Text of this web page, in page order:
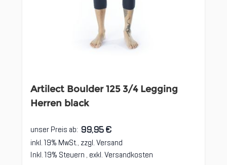
Artilect Boulder 125 3/4 Legging
Herren black
unser Preis ab: 99,95 €
inkl. 19% MwSt., zzgl.Versand
Inkl. 19% Steuern , exkl.Versandkosten